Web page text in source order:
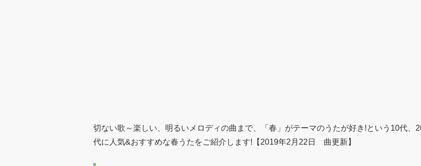
切ない歌～楽しい、明るいメロディの曲まで、「春」がテーマのうたが好き!という10代、
代に人気&おすすめな春うたをご紹介します!【2019年2月22日 曲更新】